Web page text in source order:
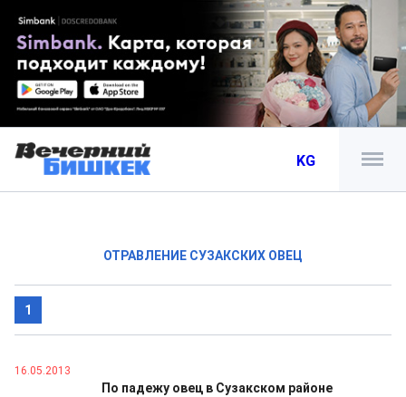
KG
ОТРАВЛЕНИЕ СУЗАКСКИХ ОВЕЦ
1
16.05.2013
По падежу овец в Сузакском районе